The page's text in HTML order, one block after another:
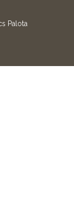
Palota